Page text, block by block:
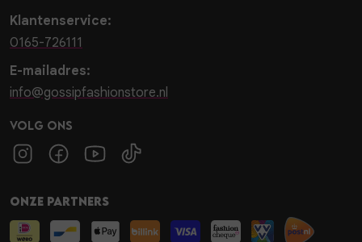
Klantenservice:
0165-726111
E-mailadres:
info@gossipfashionstore.nl
Volg ons
Onze partners